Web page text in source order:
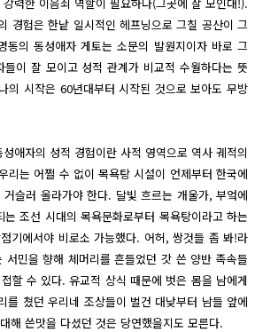
경험은 한낱 일시적인 헤프닝으로 그칠 공산이 그
동의 동성애자 게토는 소문의 발원지이자 바로 그
들이 잘 모이고 성적 관계가 비교적 수월하다는 뜻
의 시작은 60년대부터 시작된 것으로 보아도 무방
애자의 성적 경험이란 사적 영역으로 역사 궤적의
리는 어쩔 수 없이 목욕탕 시설이 언제부터 한국에
슬러 올라가야 한다. 달빛 흐르는 개울가, 부엌에
조선 시대의 목욕문화로부터 목욕탕이라고 하는
기에서야 비로소 가능했다. 어허, 쌍것들 좀 봐!라
민을 향해 체머리를 흔들었던 갓 쓴 양반 족속들
할 수 있다. 유교적 상식 때문에 벗은 몸을 남에게
를 쳤던 우리네 조상들이 벌건 대낮부터 남들 앞에
해 쓴맛을 다셨던 것은 당연했을지도 모른다.